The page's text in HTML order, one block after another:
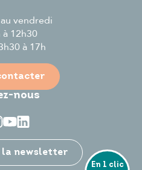
vendredi
12h30
à 17h
nous
la newsletter
En 1 clic